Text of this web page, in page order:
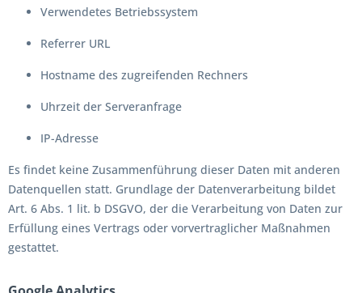
Verwendetes Betriebssystem
Referrer URL
Hostname des zugreifenden Rechners
Uhrzeit der Serveranfrage
IP-Adresse
Es findet keine Zusammenführung dieser Daten mit anderen
Datenquellen statt. Grundlage der Datenverarbeitung bildet
Art. 6 Abs. 1 lit. b DSGVO, der die Verarbeitung von Daten zur
Erfüllung eines Vertrags oder vorvertraglicher Maßnahmen
gestattet.